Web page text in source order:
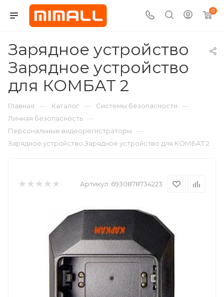
0
Зарядное устройство
Зарядное устройство
для КОМБАТ 2
Главная — Каталог — Системы безопасности —
Личная безопасность —
Персональные видеорегистраторы —
Зарядное устройство Зарядное устройство для КОМБАТ 2
Артикул: 6930878734223